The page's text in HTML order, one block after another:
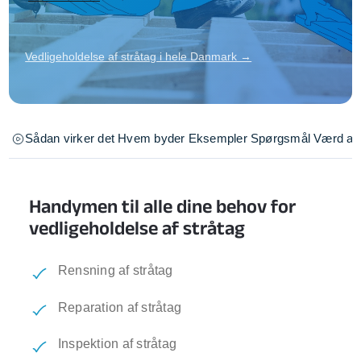
Vedligeholdelse af stråtag i hele Danmark →
Sådan virker det Hvem byder Eksempler Spørgsmål Værd at
Handymen til alle dine behov for
vedligeholdelse af stråtag
Rensning af stråtag
Reparation af stråtag
Inspektion af stråtag